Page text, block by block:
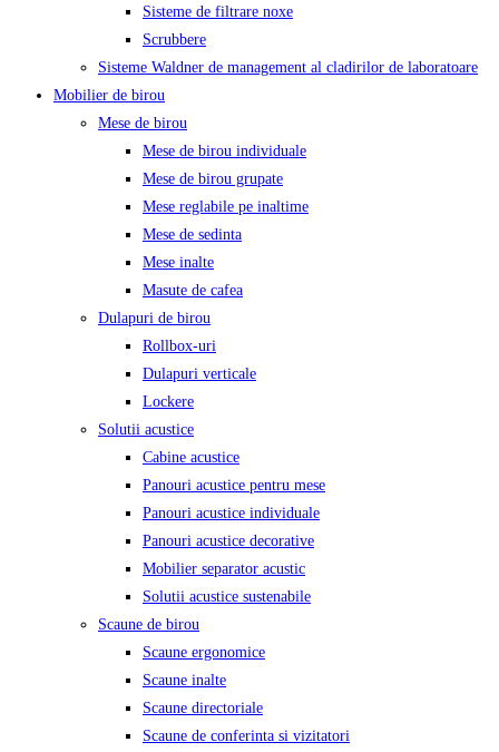
Sisteme de filtrare noxe
Scrubbere
Sisteme Waldner de management al cladirilor de laboratoare
Mobilier de birou
Mese de birou
Mese de birou individuale
Mese de birou grupate
Mese reglabile pe inaltime
Mese de sedinta
Mese inalte
Masute de cafea
Dulapuri de birou
Rollbox-uri
Dulapuri verticale
Lockere
Solutii acustice
Cabine acustice
Panouri acustice pentru mese
Panouri acustice individuale
Panouri acustice decorative
Mobilier separator acustic
Solutii acustice sustenabile
Scaune de birou
Scaune ergonomice
Scaune inalte
Scaune directoriale
Scaune de conferinta si vizitatori